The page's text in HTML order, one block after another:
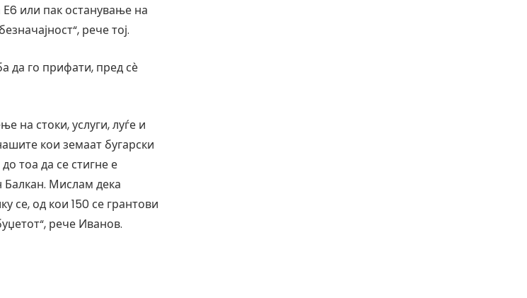
Е6 или пак останување на
рече тој.
да го прифати, пред сѐ
на стоки, услуги, луѓе и
кои земаат бугарски
тоа да се стигне е
Балкан. Мислам дека
се, од кои 150 се грантови
рече Иванов.